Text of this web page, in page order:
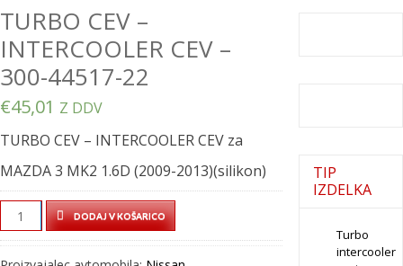
TURBO CEV –
INTERCOOLER CEV –
300-44517-22
€45,01 Z DDV
TURBO CEV – INTERCOOLER CEV za
MAZDA 3 MK2 1.6D (2009-2013)(silikon)
TURBO
CEV
DODAJ V KOŠARICO
TIP
IZDELKA
Turbo
intercooler